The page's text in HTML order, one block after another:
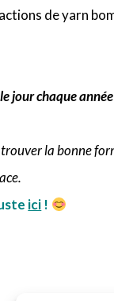
de yarn
jour chaque
trouver la bonne
ici !